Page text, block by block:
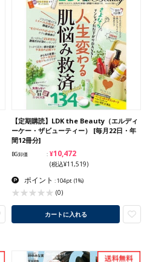
【定期購読】LDK the Beauty（エルディ
ーケー・ザビューティー） [毎月22日・年
間12冊分]
BG卸価 ¥10,472
(税込¥11,519)
ポイント : 104pt (1%)
(0)
カートに入れる